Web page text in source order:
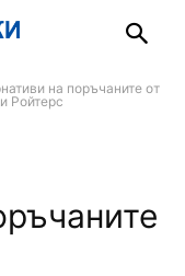
на поръчаните от
Ройтерс